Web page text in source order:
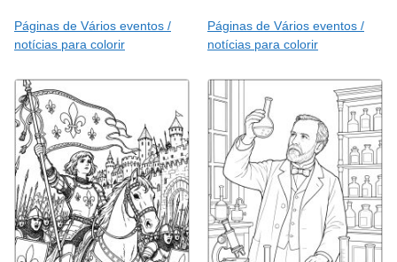
Páginas de Vários eventos /
notícias para colorir
Páginas de Vários eventos /
notícias para colorir